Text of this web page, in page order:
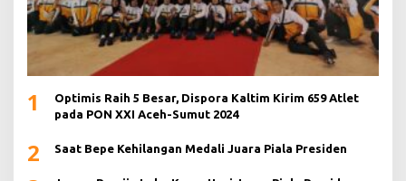
1
Optimis Raih 5 Besar, Dispora Kaltim Kirim 659 Atlet
pada PON XXI Aceh-Sumut 2024
2 Saat Bepe Kehilangan Medali Juara Piala Presiden